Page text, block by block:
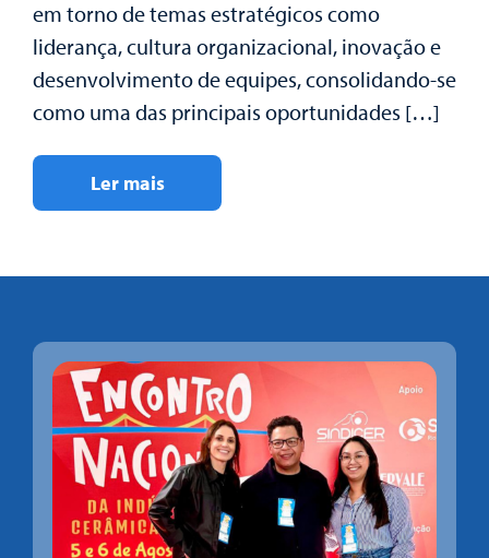
em torno de temas estratégicos como
liderança, cultura organizacional, inovação e
desenvolvimento de equipes, consolidando-se
como uma das principais oportunidades […]
Ler mais